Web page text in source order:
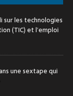
sur les technologies
(TIC) et l’emploi
une sextape qui